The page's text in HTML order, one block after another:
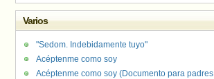
Varios
"Sedom. Indebidamente tuyo"
Acéptenme como soy
Acéptenme como soy (Documento para padres